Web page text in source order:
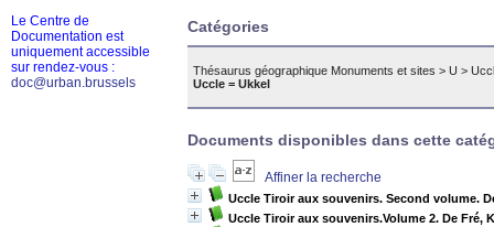
Catégories
Thésaurus géographique Monuments et sites > U >
Uccle = Ukkel
Documents disponibles dans cette
Affiner la recherche
Uccle Tiroir aux souvenirs. Second volume.
Uccle Tiroir aux souvenirs.Volume 2. De Fré,
Le Centre de
Documentation est
uniquement accessible
sur rendez-vous :
doc@urban.brussels